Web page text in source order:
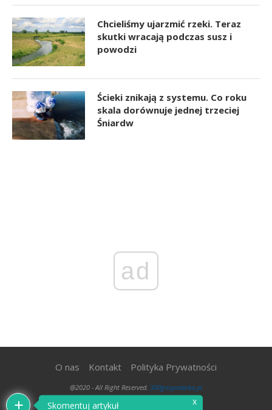
Chcieliśmy ujarzmić rzeki. Teraz
skutki wracają podczas susz i
powodzi
Ścieki znikają z systemu. Co roku
skala dorównuje jednej trzeciej
Śniardw
ad
O nas Kontakt Polityka Prywatności
@2020 - All Right Reserved. 300gospodarka.pl
Skomentuj artykuł x